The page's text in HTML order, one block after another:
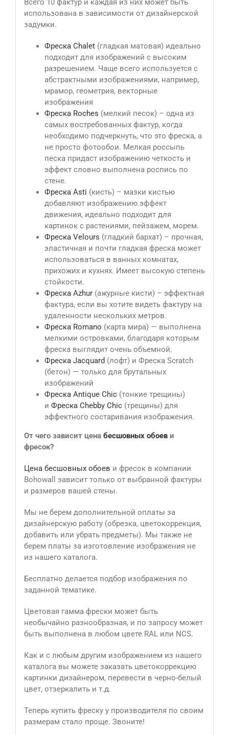
Всего 10 фактур и каждая из них может быть
использована в зависимости от дизайнерской
задумки.
Фреска Сhalet(гладкая матовая) идеально
подходит для изображений с высоким
разрешением. Чаще всего используется с
абстрактными изображениями, например,
мрамор, геометрия, векторные
изображения
Фреска Roches (мелкий песок) – одна из
самых востребованных фактур, когда
необходимо подчеркнуть, что это фреска, а
не просто фотообои. Мелкая россыпь
песка придаст изображению четкость и
эффект словно выполнена роспись по
стене.
Фреска Asti (кисть) – мазки кистью
добавляют изображению эффект
движения, идеально подходит для
картинок с растениями, пейзажем, морем.
Фреска Velours (гладкий бархат) – прочная,
эластичная и почти гладкая фреска может
использоваться в ванных комнатах,
прихожих и кухнях. Имеет высокую степень
стойкости.
Фреска Azhur(ажурные кисти) – эффектная
фактура, если вы хотите видеть фактуру на
удаленности нескольких метров.
Фреска Romano (карта мира) — выполнена
мелкими островками, благодаря которым
фреска выглядит очень объемной.
Фреска Jacquard (лофт) и Фреска Scratch
(бетон) — только для брутальных
изображений
Фреска Antique Сhic(тонкие трещины)
и Фреска Chebby Chic(трещины) для
эффектного состаривания изображения.
От чего зависит цена бесшовных обоеви
фресок?
Цена бесшовных обоев и фресок в компании
Bohowall зависит только от выбранной фактуры
и размеров вашей стены.
Мы не берем дополнительной оплаты за
дизайнерскую работу (обрезка, цветокоррекция,
добавить или убрать предметы). Мы также не
берем платы за изготовление изображения не
из нашего каталога.
Бесплатно делается подбор изображения по
заданной тематике.
Цветовая гамма фрески может быть
необычайно разнообразная, и по запросу может
быть выполнена в любом цвете RAL или NCS.
Как и с любым другим изображением из нашего
каталога вы можете заказать цветокоррекцию
картинки дизайнером, перевести в черно-белый
цвет, отзеркалить и т.д.
Теперь купить фреску у производителя по своим
размерам стало проще. Звоните!